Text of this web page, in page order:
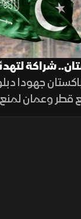
شراكة
جهودا
قطر وعمان
طرق